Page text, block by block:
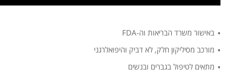
באישור משרד הבריאות וה-FDA
מורכב מסיליקון חלק, לא דביק והיפואלרגני
מתאים לטיפול בגברים ובנשים